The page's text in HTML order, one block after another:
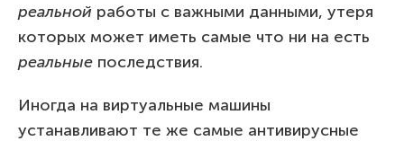
реальной работы с важными данными, утеря
которых может иметь самые что ни на есть
реальные последствия.
Иногда на виртуальные машины
устанавливают те же самые антивирусные